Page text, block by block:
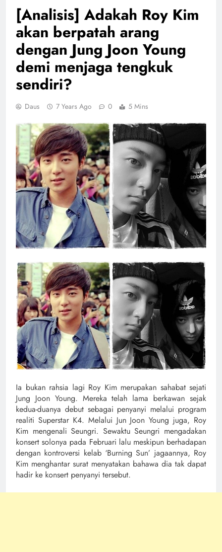
[Analisis] Adakah Roy Kim
akan berpatah arang
dengan Jung Joon Young
demi menjaga tengkuk
sendiri?
Daus 7 Years Ago 0 5 Mins
Ia bukan rahsia lagi Roy Kim merupakan sahabat sejati
Jung Joon Young. Mereka telah lama berkawan sejak
kedua-duanya debut sebagai penyanyi melalui program
realiti Superstar K4. Melalui Jun Joon Young juga, Roy
Kim mengenali Seungri. Sewaktu Seungri mengadakan
konsert solonya pada Februari lalu meskipun berhadapan
dengan kontroversi kelab ‘Burning Sun’ jagaannya, Roy
Kim menghantar surat menyatakan bahawa dia tak dapat
hadir ke konsert penyanyi tersebut.